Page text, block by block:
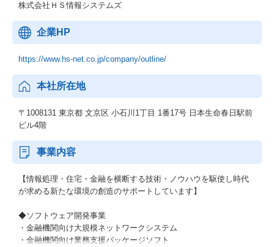
株式会社ＨＳ情報システムズ
企業HP
https://www.hs-net.co.jp/company/outline/
本社所在地
〒1008131 東京都 文京区 小石川1丁目 1番17号 日本生命春日駅前
ビル4階
事業内容
【情報処理・住宅・金融を横断する技術・ノウハウを駆使し時代
が求める新たな環境の創造のサポートしています】
◆ソフトウェア開発事業
・金融機関向け大規模ネットワークシステム
・金融機関向け業務支援パッケージソフト